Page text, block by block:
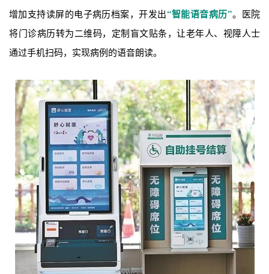
增加支持读屏的电子病历档案，开发出“智能语音病历”。医院
将门诊病历转为二维码，定制盲文贴条，让老年人、视障人士
通过手机扫码，实现病例的语音朗读。